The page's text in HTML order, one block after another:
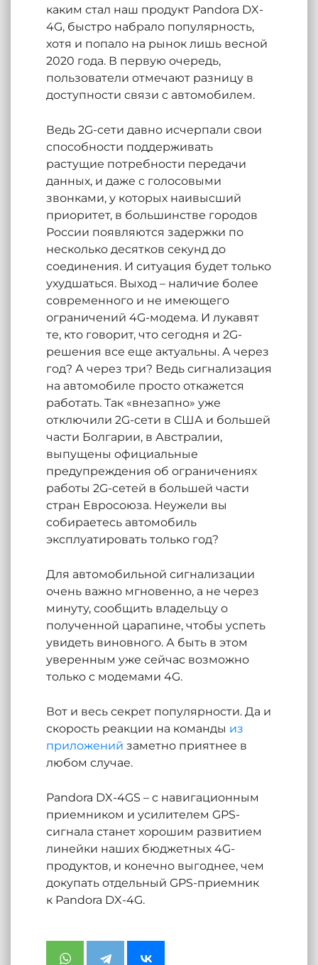
каким стал наш продукт Pandora DX-
4G, быстро набрало популярность,
хотя и попало на рынок лишь весной
2020 года. В первую очередь,
пользователи отмечают разницу в
доступности связи с автомобилем.
Ведь 2G-сети давно исчерпали свои
способности поддерживать
растущие потребности передачи
данных, и даже с голосовыми
звонками, у которых наивысший
приоритет, в большинстве городов
России появляются задержки по
несколько десятков секунд до
соединения. И ситуация будет только
ухудшаться. Выход – наличие более
современного и не имеющего
ограничений 4G-модема. И лукавят
те, кто говорит, что сегодня и 2G-
решения все еще актуальны. А через
год? А через три? Ведь сигнализация
на автомобиле просто откажется
работать. Так «внезапно» уже
отключили 2G-сети в США и большей
части Болгарии, в Австралии,
выпущены официальные
предупреждения об ограничениях
работы 2G-сетей в большей части
стран Евросоюза. Неужели вы
собираетесь автомобиль
эксплуатировать только год?
Для автомобильной сигнализации
очень важно мгновенно, а не через
минуту, сообщить владельцу о
полученной царапине, чтобы успеть
увидеть виновного. А быть в этом
уверенным уже сейчас возможно
только с модемами 4G.
Вот и весь секрет популярности. Да и
скорость реакции на команды из
приложений заметно приятнее в
любом случае.
Pandora DX-4GS – с навигационным
приемником и усилителем GPS-
сигнала станет хорошим развитием
линейки наших бюджетных 4G-
продуктов, и конечно выгоднее, чем
докупать отдельный GPS-приемник
к Pandora DX-4G.